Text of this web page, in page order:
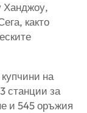
Ханджоу,
както
на
станции за
и 545 оръжия